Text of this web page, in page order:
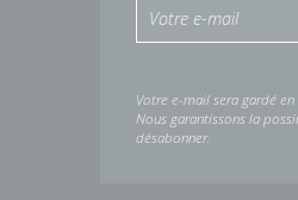
Votre e-mail sera gardé
Nous garantissons la
désabonner.